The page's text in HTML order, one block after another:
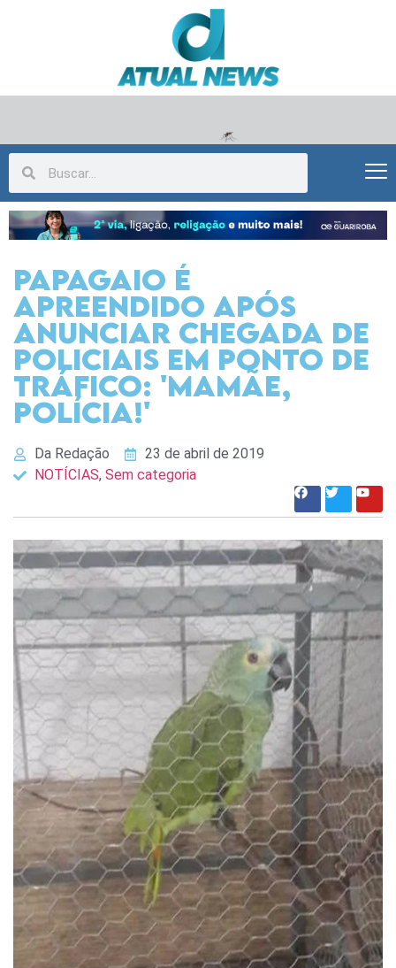
Papagaio é
apreendido após
anunciar chegada de
policiais em ponto de
tráfico: 'Mamãe,
polícia!'
Da Redação
23 de abril de 2019
NOTÍCIAS, Sem categoria